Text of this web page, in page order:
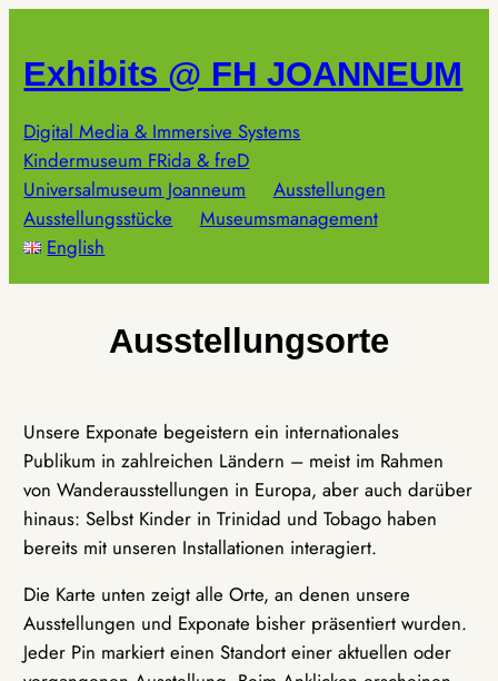
springen
Exhibits @ FH JOANNEUM
Digital Media & Immersive Systems
Kindermuseum FRida & freD
Universalmuseum Joanneum
Ausstellungen
Ausstellungsstücke
Museumsmanagement
English
Ausstellungsorte
Unsere Exponate begeistern ein internationales
Publikum in zahlreichen Ländern – meist im Rahmen
von Wanderausstellungen in Europa, aber auch darüber
hinaus: Selbst Kinder in Trinidad und Tobago haben
bereits mit unseren Installationen interagiert.
Die Karte unten zeigt alle Orte, an denen unsere
Ausstellungen und Exponate bisher präsentiert wurden.
Jeder Pin markiert einen Standort einer aktuellen oder